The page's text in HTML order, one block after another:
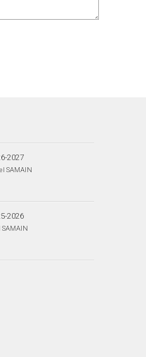
2027
SAMAIN
2026
SAMAIN